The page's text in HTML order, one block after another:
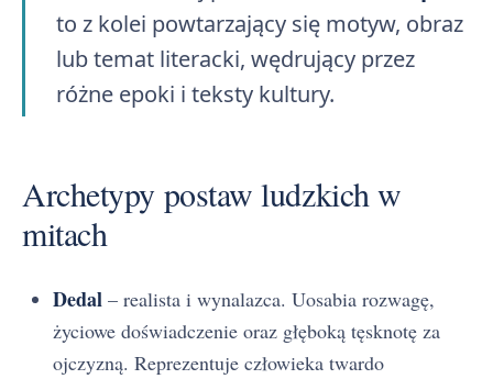
to z kolei powtarzający się motyw, obraz
lub temat literacki, wędrujący przez
różne epoki i teksty kultury.
Archetypy postaw ludzkich w
mitach
Dedal – realista i wynalazca. Uosabia rozwagę,
życiowe doświadczenie oraz głęboką tęsknotę za
ojczyzną. Reprezentuje człowieka twardo